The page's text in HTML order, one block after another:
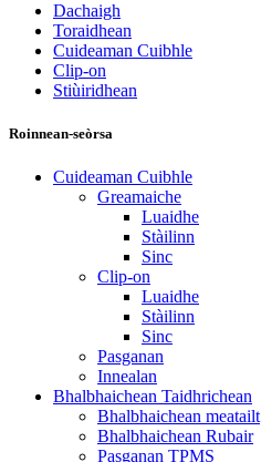
Dachaigh
Toraidhean
Cuideaman Cuibhle
Clip-on
Stiùiridhean
Roinnean-seòrsa
Cuideaman Cuibhle
Greamaiche
Luaidhe
Stàilinn
Sinc
Clip-on
Luaidhe
Stàilinn
Sinc
Pasganan
Innealan
Bhalbhaichean Taidhrichean
Bhalbhaichean meatailt
Bhalbhaichean Rubair
Pasganan TPMS